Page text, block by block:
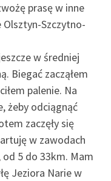
prasę w inne
Szczytno-
w średniej
Biegać zacząłem
palenie. Na
żeby odciągnąć
zaczęły się
w zawodach
5 do 33km. Mam
Jeziora Narie w